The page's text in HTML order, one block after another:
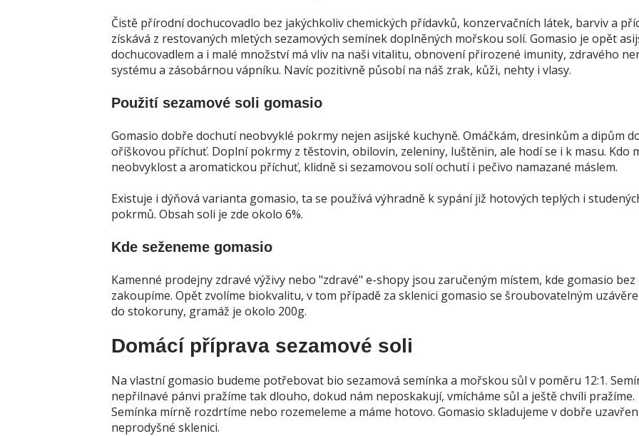
Čistě přírodní dochucovadlo bez jakýchkoliv chemických přídavků, konzervačních látek, barviv a
získává z restovaných mletých sezamových semínek doplněných mořskou solí. Gomasio je opět
dochucovadlem a i malé množství má vliv na naši vitalitu, obnovení přirozené imunity, zdravého
systému a zásobárnou vápníku. Navíc pozitivně působí na náš zrak, kůži, nehty i vlasy.
Použití sezamové soli gomasio
Gomasio dobře dochutí neobvyklé pokrmy nejen asijské kuchyně. Omáčkám, dresinkům a dipům
oříškovou příchuť. Doplní pokrmy z těstovin, obilovin, zeleniny, luštěnin, ale hodí se i k masu. Kdo
neobvyklost a aromatickou příchuť, klidně si sezamovou solí ochutí i pečivo namazané máslem.
Existuje i dýňová varianta gomasio, ta se používá výhradně k sypání již hotových teplých i
pokrmů. Obsah soli je zde okolo 6%.
Kde seženeme gomasio
Kamenné prodejny zdravé výživy nebo "zdravé" e-shopy jsou zaručeným místem, kde gomasio bez
zakoupíme. Opět zvolíme biokvalitu, v tom případě za sklenici gomasio se šroubovatelným
do stokoruny, gramáž je okolo 200g.
Domácí příprava sezamové soli
Na vlastní gomasio budeme potřebovat bio sezamová semínka a mořskou sůl v poměru 12:1.
nepřilnavé pánvi pražíme tak dlouho, dokud nám neposkakují, vmícháme sůl a ještě chvíli pražíme.
Semínka mírně rozdrtíme nebo rozemeleme a máme hotovo. Gomasio skladujeme v dobře
neprodyšné sklenici.